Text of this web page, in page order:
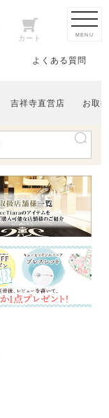
カート
よくある質問
吉祥寺直営店 お取
MENU